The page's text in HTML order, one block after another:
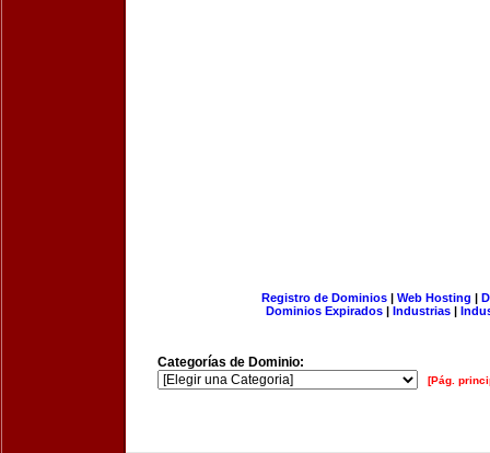
Registro de Dominios| Web Hosting |
Dominios Expirados | Industrias |
Categorías de Dominio:
[Pág.